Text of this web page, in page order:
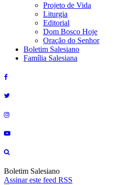
Projeto de Vida
Liturgia
Editorial
Dom Bosco Hoje
Oração do Senhor
Boletim Salesiano
Família Salesiana
Boletim Salesiano
Assinar este feed RSS